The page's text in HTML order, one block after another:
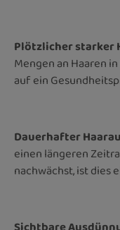
Plötzlicher starker
Mengen an Haaren
auf ein
Dauerhafter
einen längeren
nachwächst, ist dies